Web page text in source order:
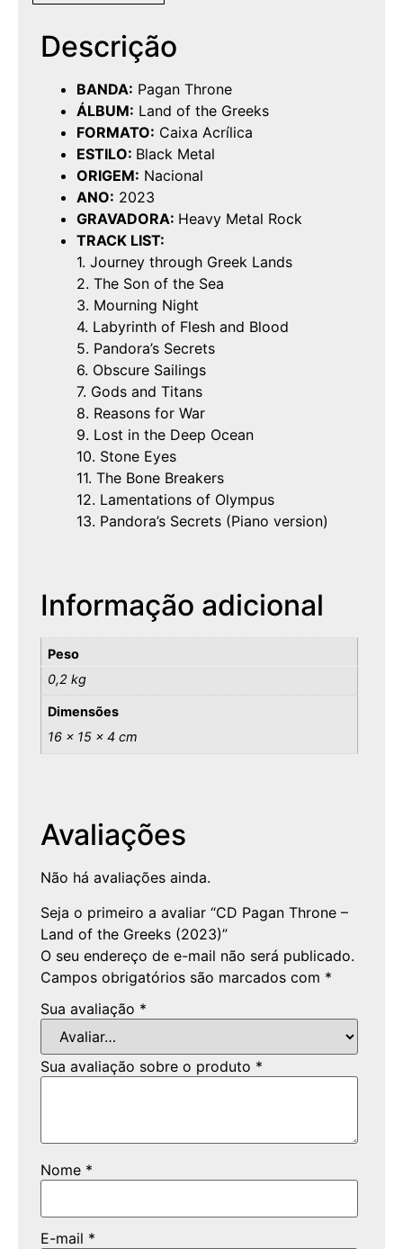
Descrição
BANDA: Pagan Throne
ÁLBUM: Land of the Greeks
FORMATO: Caixa Acrílica
ESTILO: Black Metal
ORIGEM: Nacional
ANO: 2023
GRAVADORA: Heavy Metal Rock
TRACK LIST:
1. Journey through Greek Lands
2. The Son of the Sea
3. Mourning Night
4. Labyrinth of Flesh and Blood
5. Pandora’s Secrets
6. Obscure Sailings
7. Gods and Titans
8. Reasons for War
9. Lost in the Deep Ocean
10. Stone Eyes
11. The Bone Breakers
12. Lamentations of Olympus
13. Pandora’s Secrets (Piano version)
Informação adicional
Peso
0,2 kg
Dimensões
16 × 15 × 4 cm
Avaliações
Não há avaliações ainda.
Seja o primeiro a avaliar “CD Pagan Throne –
Land of the Greeks (2023)”
O seu endereço de e-mail não será publicado.
Campos obrigatórios são marcados com *
Sua avaliação *
Sua avaliação sobre o produto *
Nome *
E-mail *